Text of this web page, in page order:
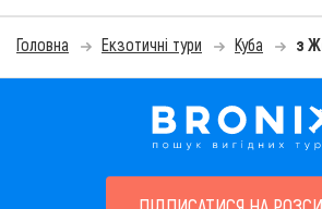
Головна Екзотичні тури Куба з